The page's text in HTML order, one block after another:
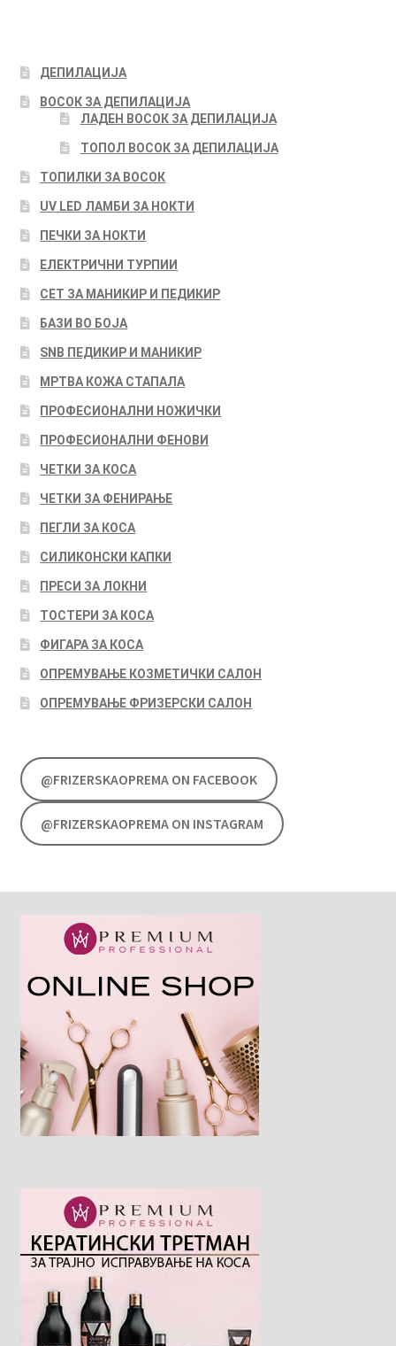
ДЕПИЛАЦИЈА
ВОСОК ЗА ДЕПИЛАЦИЈА
ЛАДЕН ВОСОК ЗА ДЕПИЛАЦИЈА
ТОПОЛ ВОСОК ЗА ДЕПИЛАЦИЈА
ТОПИЛКИ ЗА ВОСОК
UV LED ЛАМБИ ЗА НОКТИ
ПЕЧКИ ЗА НОКТИ
ЕЛЕКТРИЧНИ ТУРПИИ
СЕТ ЗА МАНИКИР И ПЕДИКИР
БАЗИ ВО БОЈА
SNB ПЕДИКИР И МАНИКИР
МРТВА КОЖА СТАПАЛА
ПРОФЕСИОНАЛНИ НОЖИЧКИ
ПРОФЕСИОНАЛНИ ФЕНОВИ
ЧЕТКИ ЗА КОСА
ЧЕТКИ ЗА ФЕНИРАЊЕ
ПЕГЛИ ЗА КОСА
СИЛИКОНСКИ КАПКИ
ПРЕСИ ЗА ЛОКНИ
ТОСТЕРИ ЗА КОСА
ФИГАРА ЗА КОСА
ОПРЕМУВАЊЕ КОЗМЕТИЧКИ САЛОН
ОПРЕМУВАЊЕ ФРИЗЕРСКИ САЛОН
@FRIZERSKAOPREMA ON FACEBOOK
@FRIZERSKAOPREMA ON INSTAGRAM